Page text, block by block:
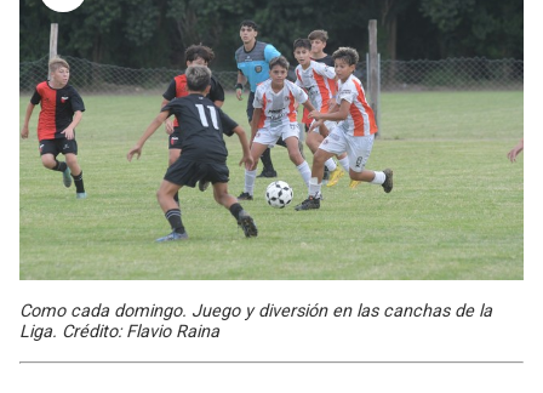
Como cada domingo. Juego y diversión en las canchas de la
Liga. Crédito: Flavio Raina